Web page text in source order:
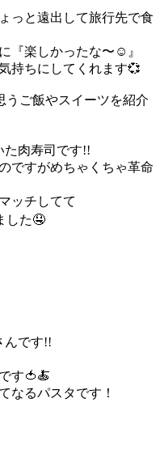
っと遠出して旅行先で食
『楽しかったな〜☺️』
持ちにしてくれます💞
うご飯やスイーツを紹介
た肉寿司です!!
ですがめちゃくちゃ革命
ッチしてて
した🤤
んです!!
す🍅🍝
なるパスタです！